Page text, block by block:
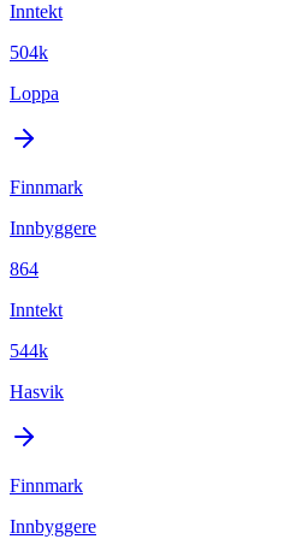
Inntekt
504k
Loppa
Finnmark
Innbyggere
864
Inntekt
544k
Hasvik
Finnmark
Innbyggere